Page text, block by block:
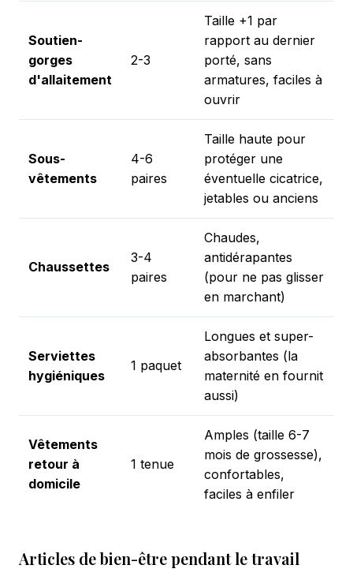
Soutien-
gorges
d'allaitement
2-3
Taille +1 par
rapport au dernier
porté, sans
armatures, faciles à
ouvrir
Sous-
vêtements
4-6
paires
Taille haute pour
protéger une
éventuelle cicatrice,
jetables ou anciens
Chaussettes
3-4
paires
Chaudes,
antidérapantes
(pour ne pas glisser
en marchant)
Serviettes
hygiéniques
1 paquet
Longues et super-
absorbantes (la
maternité en fournit
aussi)
Vêtements
retour à
domicile
1 tenue
Amples (taille 6-7
mois de grossesse),
confortables,
faciles à enfiler
Articles de bien-être pendant le travail